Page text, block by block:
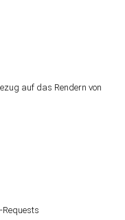
auf das Rendern von
Requests